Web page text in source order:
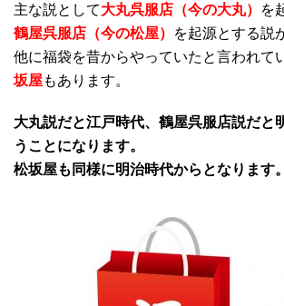
主な説として大丸呉服店（今の大丸）
を
鶴屋呉服店（今の松屋）
を起源とする説
他に福袋を昔からやっていたと言われて
坂屋もあります。
大丸説だと江戸時代、鶴屋呉服店説だと
うことになります。
松坂屋も同様に明治時代からとなります。